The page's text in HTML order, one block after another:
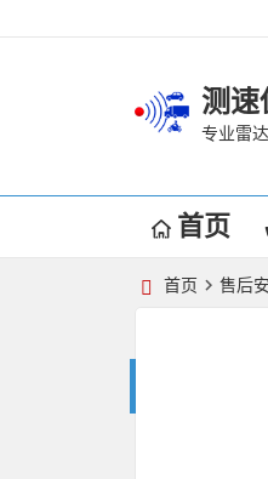
测速
专业雷
首页
首页 售后